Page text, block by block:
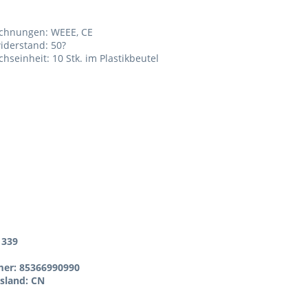
WEEE, CE
50?
10 Stk. im Plastikbeutel
85366990990
CN